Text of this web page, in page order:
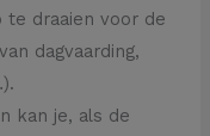
te draaien voor de
dagvaarding,
kan je, als de